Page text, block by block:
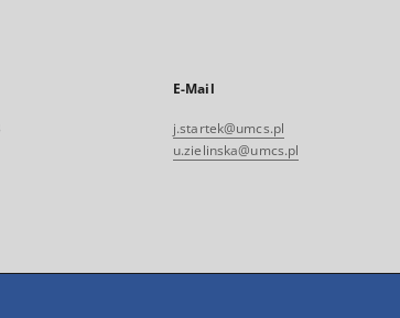
E-Mail
j.startek@umcs.pl
u.zielinska@umcs.pl